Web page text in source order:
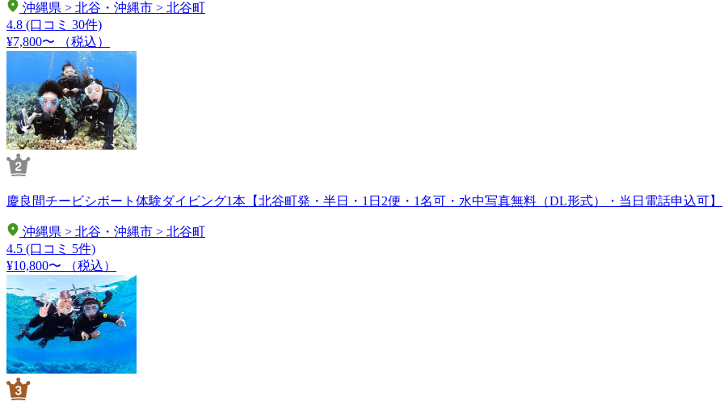
沖縄県 > 北谷・沖縄市 > 北谷町
4.8 (口コミ 30件)
¥7,800〜
（税込）
慶良間チービシボート体験ダイビング1本【北谷町発・半日・1日2便・1名可・水中写真無料（DL形式）・当日電話申込可】
沖縄県 > 北谷・沖縄市 > 北谷町
4.5 (口コミ 5件)
¥10,800〜
（税込）